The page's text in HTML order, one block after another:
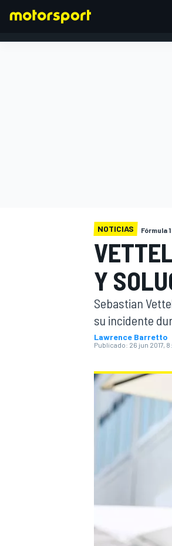
NOTICIAS Fórmula 1
Y
Sebastian
su incidente
Lawrence Barretto
Publicado: 26 jun 2017,